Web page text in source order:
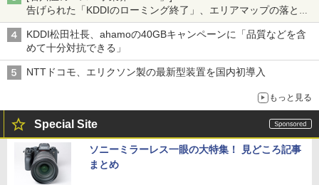
告げられた「KDDIのローミング終了」、エリアマップの落とし
穴と楽天モバイルの課題
KDDI松田社長、ahamoの40GBキャンペーンに「品質などを含
めて十分対抗できる」
NTTドコモ、エリクソン製の最新型装置を国内初導入
もっと見る
Special Site
ソニーミラーレス一眼の大特集！ 見どころ記事
まとめ